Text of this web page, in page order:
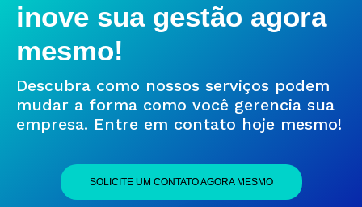
inove sua gestão agora
mesmo!
Descubra como nossos serviços podem
mudar a forma como você gerencia sua
empresa. Entre em contato hoje mesmo!
SOLICITE UM CONTATO AGORA MESMO